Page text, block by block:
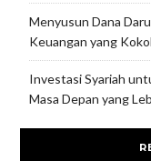
Menyusun Dana
Keuangan yang
Investasi Syariah
Masa Depan yang